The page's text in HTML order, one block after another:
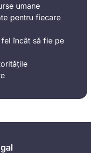
umane
pentru fiecare
încât să fie pe